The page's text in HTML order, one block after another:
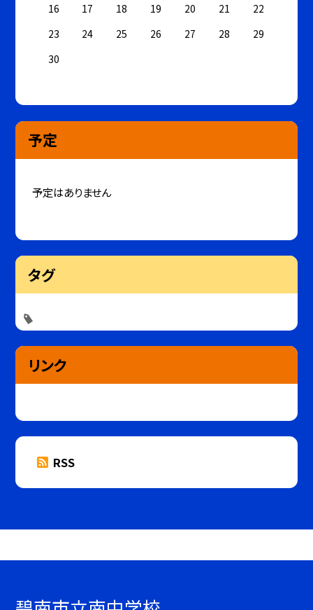
16
17 18 19 20 21
22
23
24 25 26 27 28
29
30
予定
予定はありません
タグ
リンク
RSS